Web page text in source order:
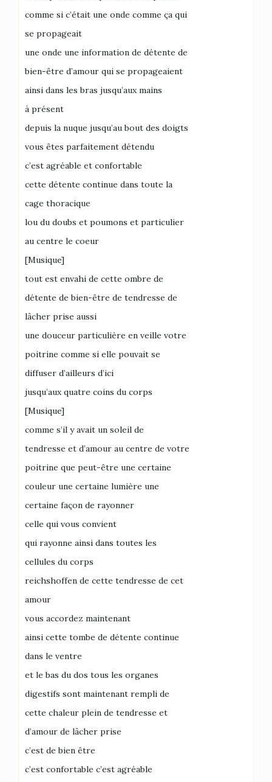
comme si c’était une onde comme ça qui
se propageait
une onde une information de détente de
bien-être d’amour qui se propageaient
ainsi dans les bras jusqu’aux mains
à présent
depuis la nuque jusqu’au bout des doigts
vous êtes parfaitement détendu
c’est agréable et confortable
cette détente continue dans toute la
cage thoracique
lou du doubs et poumons et particulier
au centre le coeur
[Musique]
tout est envahi de cette ombre de
détente de bien-être de tendresse de
lâcher prise aussi
une douceur particulière en veille votre
poitrine comme si elle pouvait se
diffuser d’ailleurs d’ici
jusqu’aux quatre coins du corps
[Musique]
comme s’il y avait un soleil de
tendresse et d’amour au centre de votre
poitrine que peut-être une certaine
couleur une certaine lumière une
certaine façon de rayonner
celle qui vous convient
qui rayonne ainsi dans toutes les
cellules du corps
reichshoffen de cette tendresse de cet
amour
vous accordez maintenant
ainsi cette tombe de détente continue
dans le ventre
et le bas du dos tous les organes
digestifs sont maintenant rempli de
cette chaleur plein de tendresse et
d’amour de lâcher prise
c’est de bien être
c’est confortable c’est agréable